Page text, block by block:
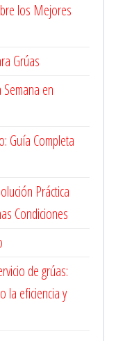
los Mejores
Grúas
en
Guía Completa
Práctica
Condiciones
de grúas:
la eficiencia y